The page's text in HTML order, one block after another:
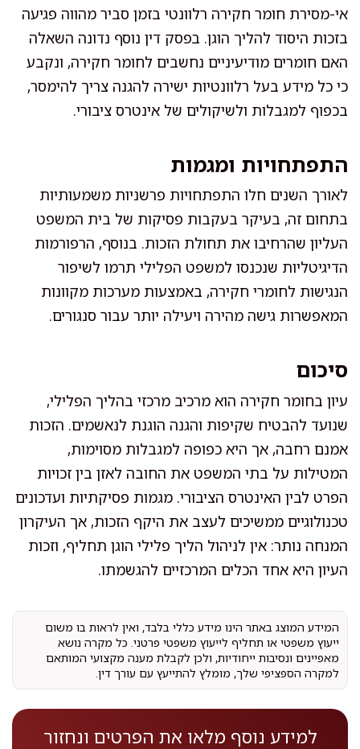
אי-מסירת חומר חקירה רלוונטי בזמן סביר מהווה פגיעה
בזכות היסוד להליך הוגן. בפסק דין נוסף נדונה השאלה
האם חומרים מודיעיניים נחשבים לחומר חקירה, ונקבע
כי כל מידע בעל רלוונטיות ישירה להגנה צריך להימסר,
בכפוף למגבלות ולשיקולים של אינטרס ציבורי.
התפתחויות ומגמות
לאורך השנים חלו התפתחויות פרשניות משמעותיות
בתחום זה, בעיקר בעקבות פסיקות של בית המשפט
העליון שהרחיבו את תחולת הזכות. בנוסף, הרפורמות
הדיגיטליות שנכנסו למשפט הפלילי תרמו לשיפור
הנגישות לחומרי חקירה, באמצעות מערכות מקוונות
המאפשרות גישה מהירה ויעילה יותר עבור סנגורים.
סיכום
עיון בחומר חקירה הוא מרכיב מרכזי בהליך הפלילי,
שנועד להבטיח שקיפות והגנה הוגנת לנאשמים. הזכות
אמנם רחבה, אך היא כפופה למגבלות מסוימות,
המטילות על בתי המשפט את החובה לאזן בין זכויות
הפרט לבין האינטרס הציבורי. מגמות פסיקתיות ועדכונים
טכנולוגיים ממשיכים לעצב את היקף הזכות, אך העיקרון
המנחה נותר: אין לניהול הליך פלילי הוגן תחליף, וזכות
העיון היא אחד הכלים המרכזיים להגשמתו.
המידע המוצג באתר הינו מידע כללי בלבד, ואין לראות בו משום
ייעוץ משפטי או תחליף לייעוץ משפטי פרטני. כל מקרה נושא
מאפיינים ונסיבות ייחודיות, ולכן לקבלת מענה מקצועי המותאם
למקרה הספציפי שלך, מומלץ להתייעץ עם עורך דין.
למידע נוסף מלאו את הפרטים ונחזור